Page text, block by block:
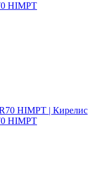
HIMPT
HIMPT